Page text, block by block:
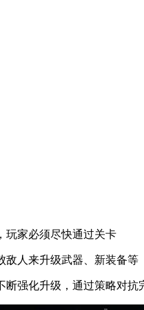
玩家必须尽快通过关卡
敌人来升级武器、新装备等
断强化升级，通过策略对抗